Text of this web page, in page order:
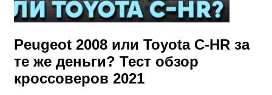
Peugeot 2008 или Toyota C-HR за
те же деньги? Тест обзор
кроссоверов 2021